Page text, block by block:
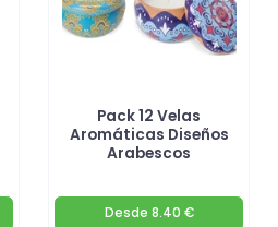
Pack 12 Velas
Aromáticas Diseños
Arabescos
Desde 8.40 €